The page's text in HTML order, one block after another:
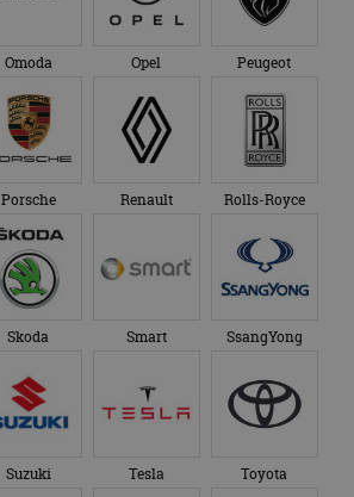
Omoda Opel Peugeot
Porsche Renault Rolls-Royce
Skoda Smart SsangYong
Suzuki Tesla Toyota